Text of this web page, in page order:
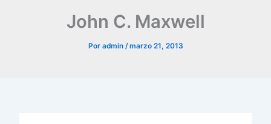
John C. Maxwell
Por admin /marzo 21, 2013